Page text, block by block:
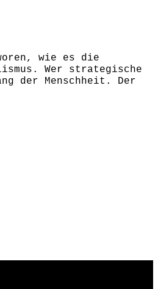
wie es die
Wer strategische
der Menschheit. Der